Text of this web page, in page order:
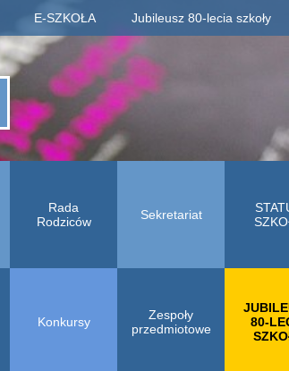
E-SZKOŁA Jubileusz 80-lecia szkoły
Informacje o jubileuszu
Animacje (liczby, daty)
Rada
Rodziców
Konkursy
Sekretariat
Zespoły
przedmiotowe
80-